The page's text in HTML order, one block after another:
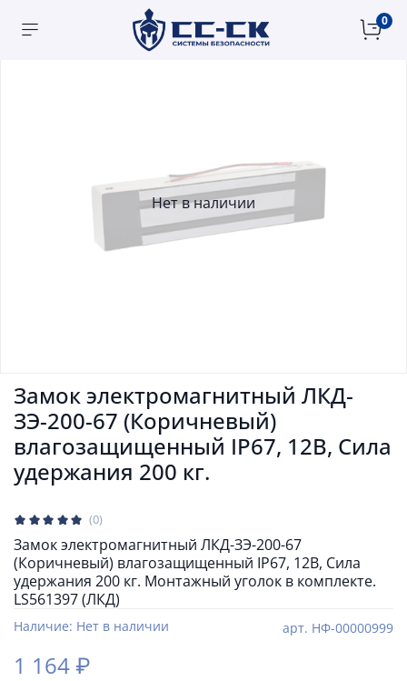
0
Нет в наличии
(0)
арт. НФ-00000999
Наличие: Нет в наличии
Замок электромагнитный ЛКД-
ЗЭ-200-67 (Коричневый)
влагозащищенный IP67, 12В, Сила
удержания 200 кг.
1 164 ₽
Замок электромагнитный ЛКД-ЗЭ-200-67
(Коричневый) влагозащищенный IP67, 12В, Сила
удержания 200 кг. Монтажный уголок в комплекте.
LS561397 (ЛКД)